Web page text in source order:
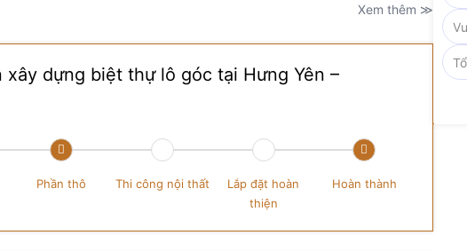
Xem thêm ≫
xây dựng biệt thự lô góc tại Hưng Yên –
Phần thô Thi công nội thất
Lắp đặt hoàn
thiện
Hoàn thành